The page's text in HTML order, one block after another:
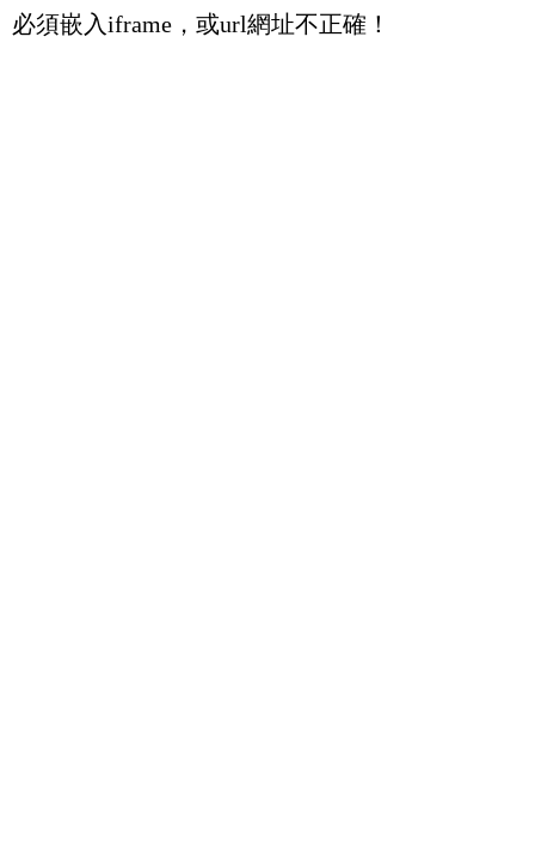
必須嵌入iframe，或url網址不正確！